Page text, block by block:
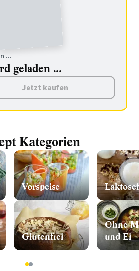
...
geladen ...
Jetzt kaufen
Kategorien
Vorspeise
Glutenfrei
Ohne
und Ei
12